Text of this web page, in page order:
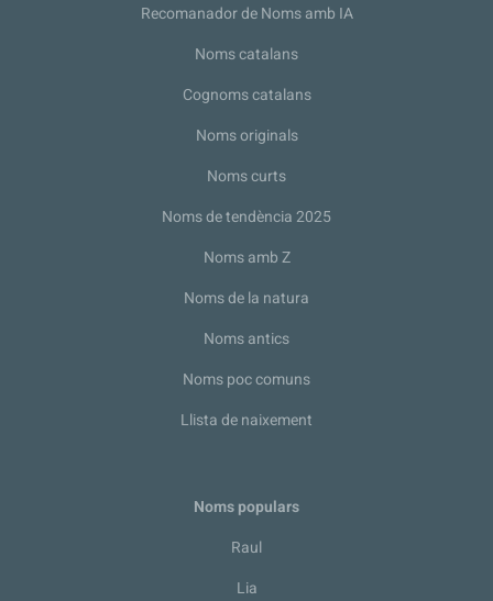
Recomanador de Noms amb IA
Noms catalans
Cognoms catalans
Noms originals
Noms curts
Noms de tendència 2025
Noms amb Z
Noms de la natura
Noms antics
Noms poc comuns
Llista de naixement
Noms populars
Raul
Lia